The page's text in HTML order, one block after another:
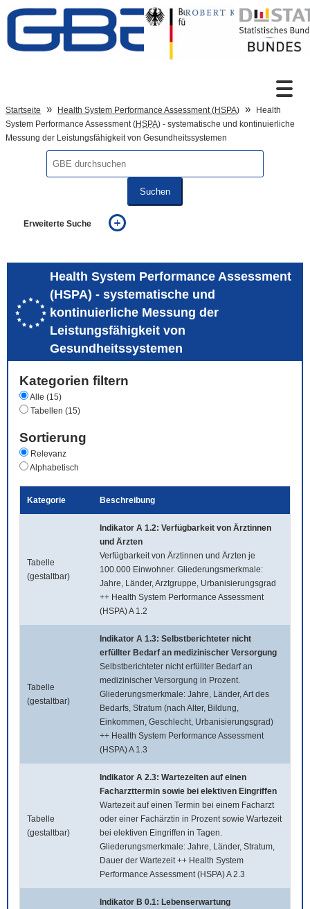
Zum Inhalt
Sprachumschaltung
Startseite Health System Performance Assessment (HSPA)
Health
System Performance Assessment (HSPA) - systematische und kontinuierliche
Messung der Leistungsfähigkeit von Gesundheitssystemen
Suchen
Erweiterte Suche
auch in allen Texten suchen (Volltextsuche)
auch Synonyme einbeziehen
auch ähnlich geschriebenes einbeziehen
Health System Performance Assessment
(HSPA) - systematische und
kontinuierliche Messung der
Leistungsfähigkeit von
Gesundheitssystemen
Kategorien filtern
Alle (15)
Tabellen (15)
Sortierung
Relevanz
Alphabetisch
Kategorie Beschreibung
Tabelle
(gestaltbar)
Indikator A 1.2: Verfügbarkeit von Ärztinnen
und Ärzten
Verfügbarkeit von Ärztinnen und Ärzten je
100.000 Einwohner. Gliederungsmerkmale:
Jahre, Länder, Arztgruppe, Urbanisierungsgrad
++ Health System Performance Assessment
(HSPA) A 1.2
Tabelle
(gestaltbar)
Indikator A 1.3: Selbstberichteter nicht
erfüllter Bedarf an medizinischer Versorgung
Selbstberichteter nicht erfüllter Bedarf an
medizinischer Versorgung in Prozent.
Gliederungsmerkmale: Jahre, Länder, Art des
Bedarfs, Stratum (nach Alter, Bildung,
Einkommen, Geschlecht, Urbanisierungsgrad)
++ Health System Performance Assessment
(HSPA) A 1.3
Tabelle
(gestaltbar)
Indikator A 2.3: Wartezeiten auf einen
Facharzttermin sowie bei elektiven Eingriffen
Wartezeit auf einen Termin bei einem Facharzt
oder einer Fachärztin in Prozent sowie Wartezeit
bei elektiven Eingriffen in Tagen.
Gliederungsmerkmale: Jahre, Länder, Stratum,
Dauer der Wartezeit ++ Health System
Performance Assessment (HSPA) A 2.3
Indikator B 0.1: Lebenserwartung